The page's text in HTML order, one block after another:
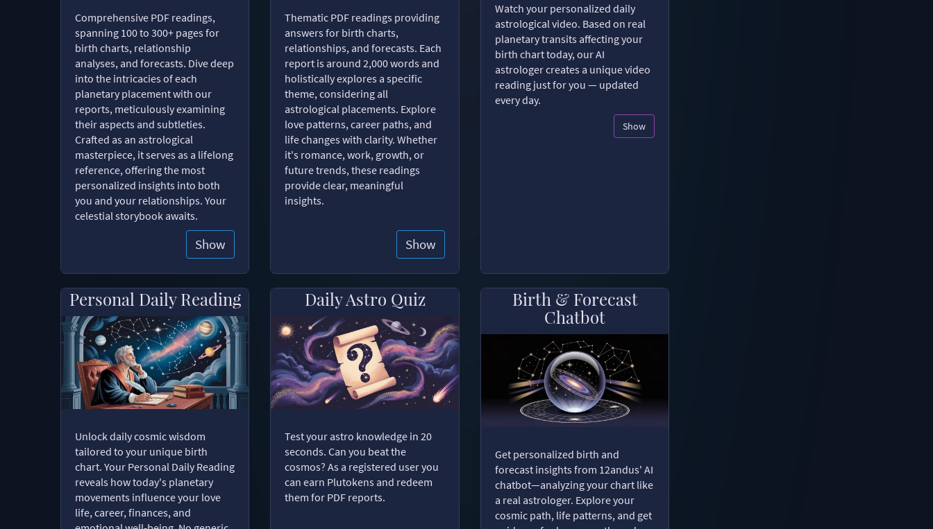
Comprehensive PDF readings,
spanning 100 to 300+ pages for
birth charts, relationship
analyses, and forecasts. Dive deep
into the intricacies of each
planetary placement with our
reports, meticulously examining
their aspects and subtleties.
Crafted as an astrological
masterpiece, it serves as a lifelong
reference, offering the most
personalized insights into both
you and your relationships. Your
celestial storybook awaits.
Show
Thematic PDF readings providing
answers for birth charts,
relationships, and forecasts. Each
report is around 2,000 words and
holistically explores a specific
theme, considering all
astrological placements. Explore
love patterns, career paths, and
life changes with clarity. Whether
it's romance, work, growth, or
future trends, these readings
provide clear, meaningful
insights.
Show
Watch your personalized daily
astrological video. Based on real
planetary transits affecting your
birth chart today, our AI
astrologer creates a unique video
reading just for you — updated
every day.
Show
Personal Daily Reading
Unlock daily cosmic wisdom
tailored to your unique birth
chart. Your Personal Daily Reading
reveals how today's planetary
movements influence your love
life, career, finances, and
Daily Astro Quiz
Test your astro knowledge in 20
seconds. Can you beat the
cosmos? As a registered user you
can earn Plutokens and redeem
them for PDF reports.
Birth & Forecast
Chatbot
Get personalized birth and
forecast insights from 12andus' AI
chatbot—analyzing your chart like
a real astrologer. Explore your
cosmic path, life patterns, and get